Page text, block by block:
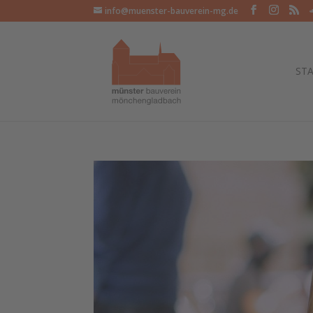
info@muenster-bauverein-mg.de